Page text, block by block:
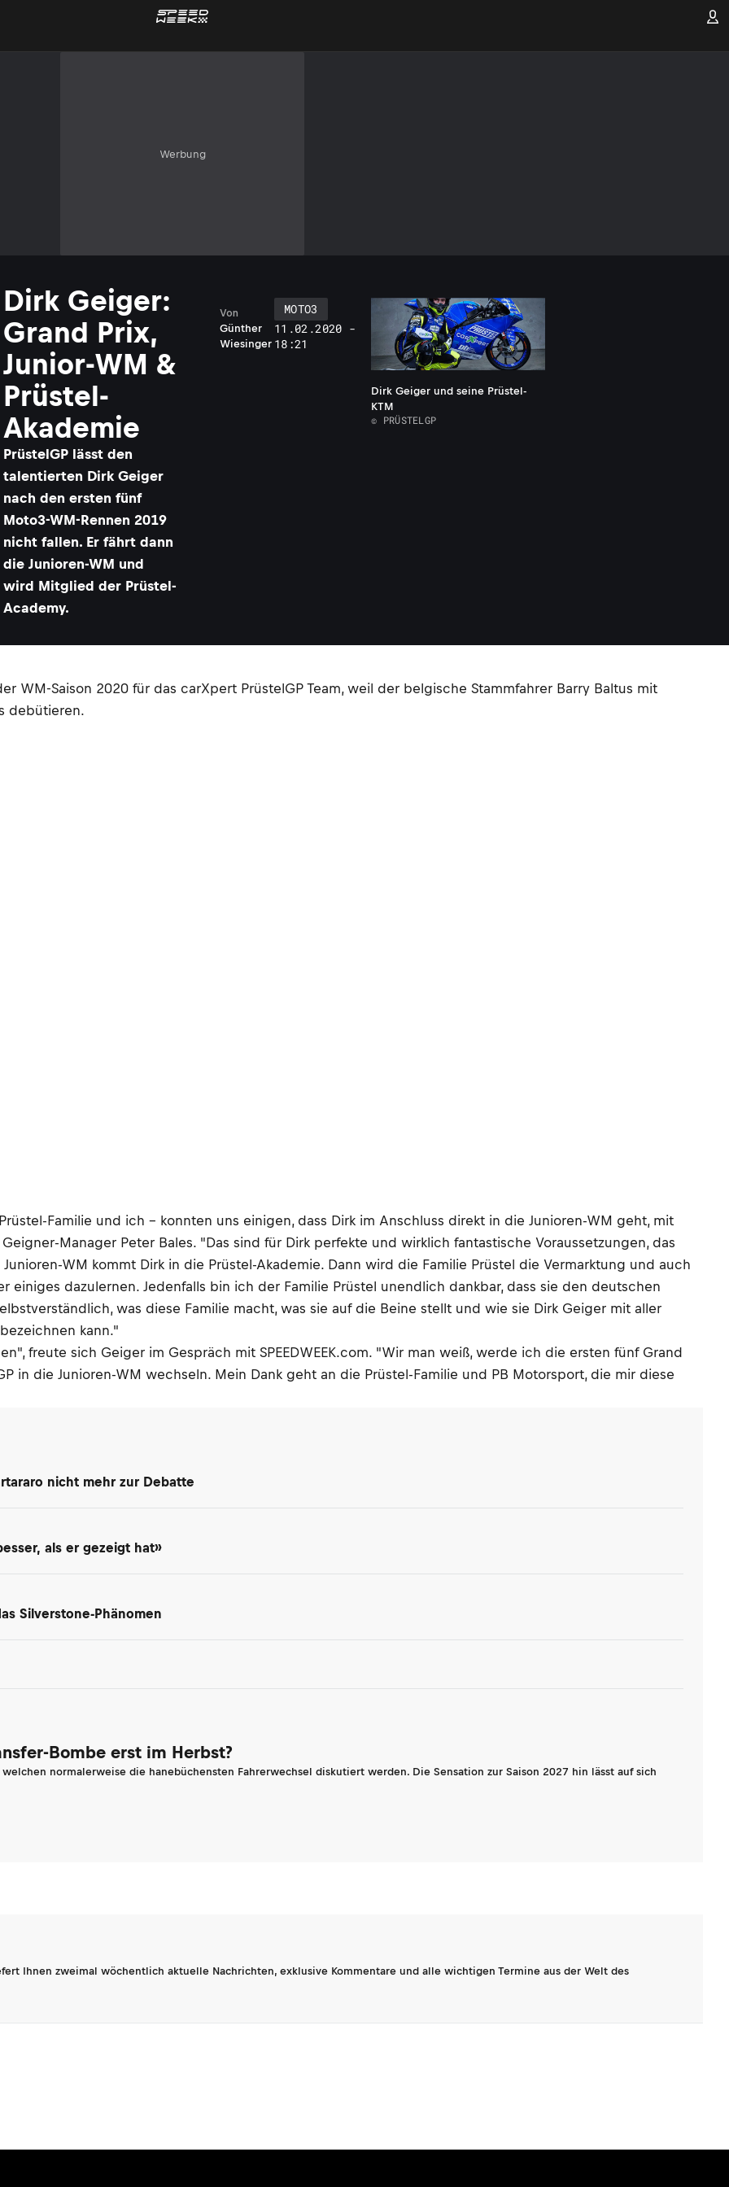
Werbung
Dirk Geiger:
Grand Prix,
Junior-WM &
Prüstel-
Akademie
PrüstelGP lässt den
talentierten Dirk Geiger
nach den ersten fünf
Moto3-WM-Rennen 2019
nicht fallen. Er fährt dann
die Junioren-WM und
wird Mitglied der Prüstel-
Academy.
Günther
Wiesinger
Von
MOTO3
11.02.2020 -
18:21
Dirk Geiger und seine Prüstel-
KTM
© PRÜSTELGP
WM-Saison 2020 für das carXpert PrüstelGP Team, weil der belgische Stammfahrer Barry Baltus mit
debütieren.
Familie und ich – konnten uns einigen, dass Dirk im Anschluss direkt in die Junioren-WM geht, mit
Manager Peter Bales. "Das sind für Dirk perfekte und wirklich fantastische Voraussetzungen, das
WM kommt Dirk in die Prüstel-Akademie. Dann wird die Familie Prüstel die Vermarktung und auch
einiges dazulernen. Jedenfalls bin ich der Familie Prüstel unendlich dankbar, dass sie den deutschen
was diese Familie macht, was sie auf die Beine stellt und wie sie Dirk Geiger mit aller
kann."
freute sich Geiger im Gespräch mit SPEEDWEEK.com. "Wir man weiß, werde ich die ersten fünf Grand
in die Junioren-WM wechseln. Mein Dank geht an die Prüstel-Familie und PB Motorsport, die mir diese
nicht mehr zur Debatte
als er gezeigt hat»
Silverstone-Phänomen
Bombe erst im Herbst?
normalerweise die hanebüchensten Fahrerwechsel diskutiert werden. Die Sensation zur Saison 2027 hin lässt auf sich
Ihnen zweimal wöchentlich aktuelle Nachrichten, exklusive Kommentare und alle wichtigen Termine aus der Welt des